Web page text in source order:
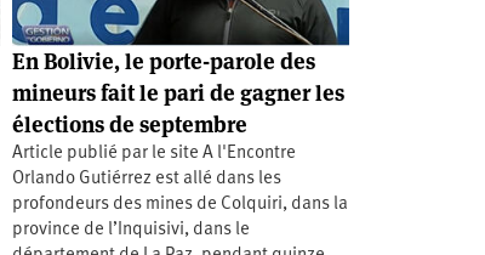
En Bolivie, le porte-parole des
mineurs fait le pari de gagner les
élections de septembre
Article publié par le site A l'Encontre
Orlando Gutiérrez est allé dans les
profondeurs des mines de Colquiri, dans la
province de l’Inquisivi, dans le